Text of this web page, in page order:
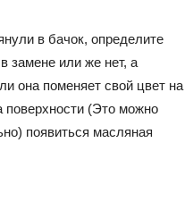
в бачок, определите
замене или же нет, а
она поменяет свой цвет на
поверхности (Это можно
появиться масляная